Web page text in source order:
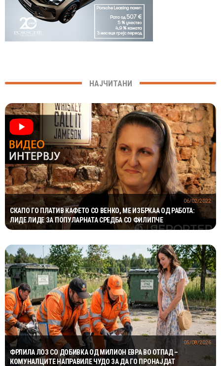
НАЈЧИТАНИ
СКАПО ГО ПЛАТИВ КАФЕТО СО ВЕНКО, МЕ ИЗБРКАА ОД РАБОТА:
ЛИДЕ ЛИДЕ ЗА ПОПУЛАРНАТА СРЕДБА СО ФИЛИПЧЕ
06/02/2022
ФРЛИЛА ЛОЗ СО ДОБИВКА ОД МИЛИОН ЕВРА ВО ОТПАД –
КОМУНАЛЦИТЕ НАПРАВИЛЕ ЧУДО ЗА ДА ГО ПРОНАЈДАТ
05/08/2026